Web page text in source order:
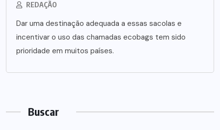
REDAÇÃO
Dar uma destinação adequada a essas sacolas e
incentivar o uso das chamadas ecobags tem sido
prioridade em muitos países.
Buscar